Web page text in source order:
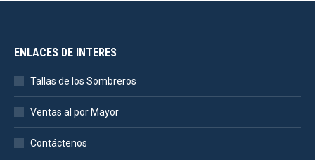
ENLACES DE INTERES
Tallas de los Sombreros
Ventas al por Mayor
Contáctenos